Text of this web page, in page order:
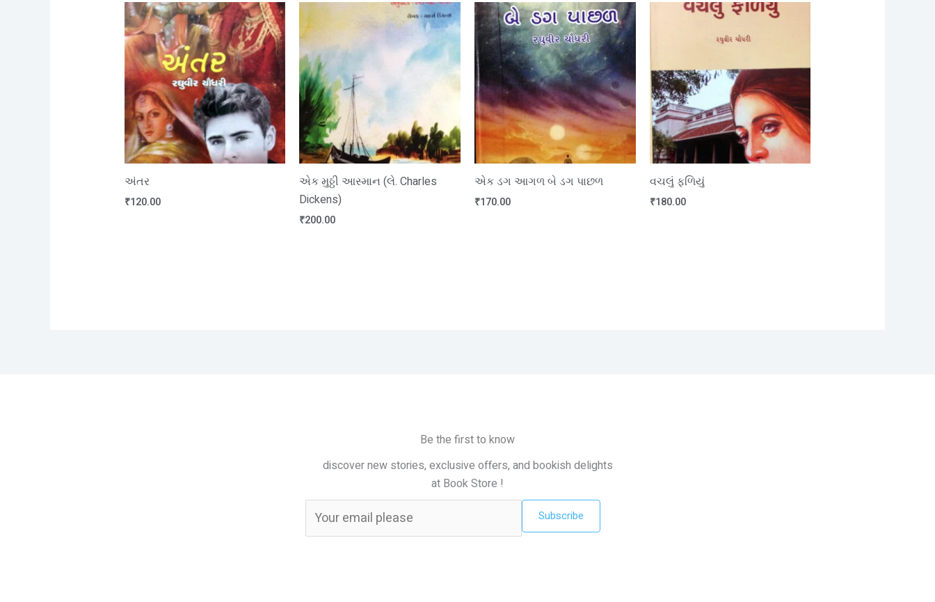
અંતર
₹120.00
એક મુઠ્ઠી આસ્માન (લે. Charles
Dickens)
₹200.00
એક ડગ આગળ બે ડગ પાછળ
₹170.00
વચલું ફળિયું
₹180.00
Be the first to know
discover new stories, exclusive offers, and bookish delights
at Book Store !
Subscribe